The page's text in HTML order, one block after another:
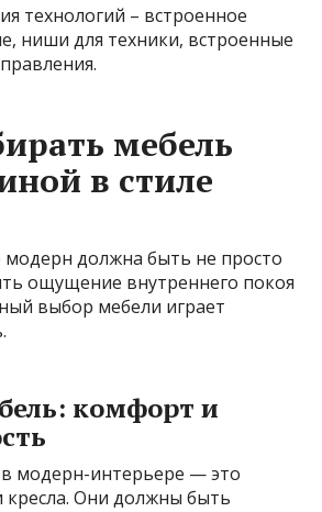
технологий – встроенное
ниши для техники, встроенные
мебель
в стиле
модерн должна быть не просто
ощущение внутреннего покоя
выбор мебели играет
комфорт и
модерн-интерьере — это
кресла. Они должны быть